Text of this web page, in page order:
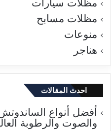
مظلات سيارات
مظلات مسابح
منوعات
هناجر
احدث المقالات
أفضل أنواع
والصوت والرطوبة